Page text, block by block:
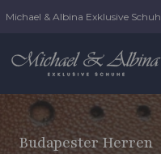
Michael & Albina Exklusive
Budapester Herren